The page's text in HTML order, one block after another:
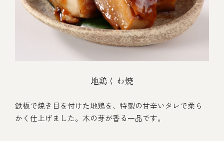
地鶏くわ焼
鉄板で焼き目を付けた地鶏を、特製の甘辛いタレで柔ら
かく仕上げました。木の芽が香る一品です。